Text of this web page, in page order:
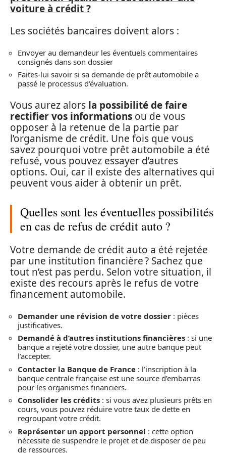
voiture à crédit ?
Les sociétés bancaires doivent alors :
Envoyer au demandeur les éventuels commentaires
consignés dans son dossier
Faites-lui savoir si sa demande de prêt automobile a
passé le processus d’évaluation.
Vous aurez alors la possibilité de faire
rectifier vos informations ou de vous
opposer à la retenue de la partie par
l’organisme de crédit. Une fois que vous
savez pourquoi votre prêt automobile a été
refusé, vous pouvez essayer d’autres
options. Oui, car il existe des alternatives qui
peuvent vous aider à obtenir un prêt.
Quelles sont les éventuelles possibilités
en cas de refus de crédit auto ?
Votre demande de crédit auto a été rejetée
par une institution financière ? Sachez que
tout n’est pas perdu. Selon votre situation, il
existe des recours après le refus de votre
financement automobile.
Demander une révision de votre dossier : pièces
justificatives.
Demandé à d’autres institutions financières : si une
banque a rejeté votre dossier, une autre banque peut
l’accepter.
Contacter la Banque de France : l’inscription à la
banque centrale française est une source d’embarras
pour les organismes financiers.
Consolider les crédits : si vous avez plusieurs prêts en
cours, vous pouvez réduire votre taux de dette en
regroupant votre crédit.
Représenter un apport personnel : cette option
nécessite de suspendre le projet et de disposer de peu
de ressources.